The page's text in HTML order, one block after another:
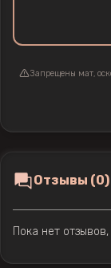
Запрещены мат,
Отзывы (0)
Пока нет